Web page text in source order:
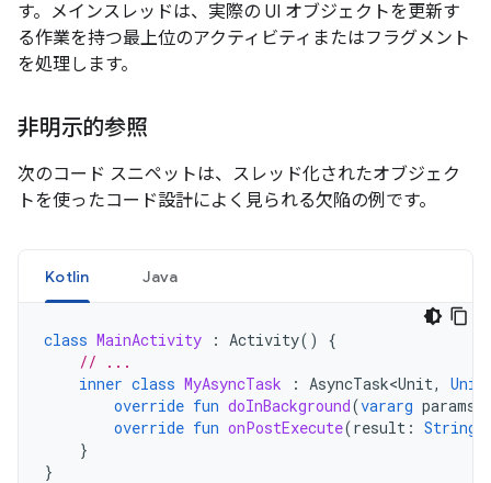
す。メインスレッドは、実際の UI オブジェクトを更新す
る作業を持つ最上位のアクティビティまたはフラグメント
を処理します。
非明示的参照
次のコード スニペットは、スレッド化されたオブジェク
トを使ったコード設計によく見られる欠陥の例です。
Kotlin Java
class MainActivity : Activity()
{
// ...
inner class MyAsyncTask : AsyncTask<Unit, Unit
override fun doInBackground(vararg params
override fun onPostExecute(result : String
}
}